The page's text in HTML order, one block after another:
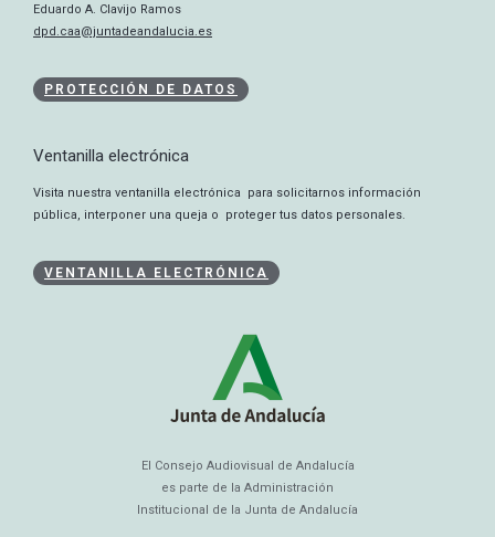
Eduardo A. Clavijo Ramos
dpd.caa@juntadeandalucia.es
PROTECCIÓN DE DATOS
Ventanilla electrónica
Visita nuestra ventanilla electrónica para solicitarnos información
pública, interponer una queja o proteger tus datos personales.
VENTANILLA ELECTRÓNICA
El Consejo Audiovisual de Andalucía
es parte de la Administración
Institucional de la Junta de Andalucía